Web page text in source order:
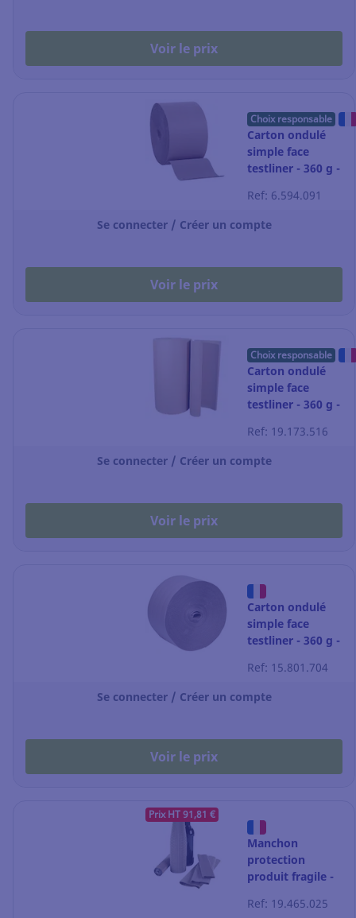
Voir le prix
Choix responsable
Carton ondulé
simple face
testliner - 360 g -
cm x 50 m
Ref: 6.594.091
Se connecter / Créer un compte
Voir le prix
Choix responsable
Carton ondulé
simple face
testliner - 360 g -
cm x 50 m
Ref: 19.173.516
Se connecter / Créer un compte
Voir le prix
Carton ondulé
simple face
testliner - 360 g -
x 100 cm
Ref: 15.801.704
Se connecter / Créer un compte
Voir le prix
Prix HT 91,81 €
Manchon
protection
produit fragile -
600mm - boîte
Ref: 19.465.025